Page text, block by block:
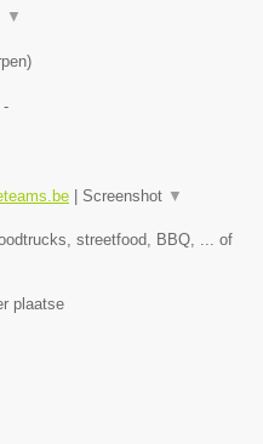
▼
)
-
Screenshot ▼
streetfood, BBQ, ... of
plaatse